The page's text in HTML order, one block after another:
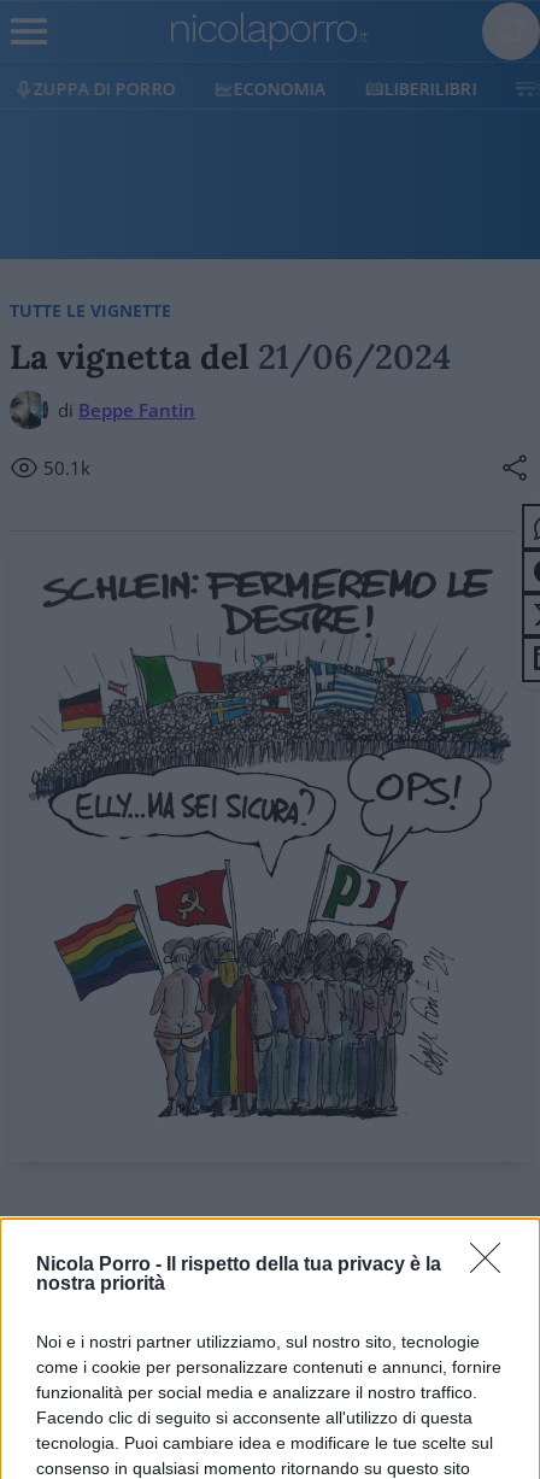
Nicola Porro -
Il rispetto della tua privacy è la
nostra priorità
Noi e i nostri partner utilizziamo, sul nostro sito, tecnologie
come i cookie per personalizzare contenuti e annunci, fornire
funzionalità per social media e analizzare il nostro traffico.
Facendo clic di seguito si acconsente all'utilizzo di questa
tecnologia. Puoi cambiare idea e modificare le tue scelte sul
consenso in qualsiasi momento ritornando su questo sito
DI PORRO ECONOMIA LIBERILIBRI SHOP
TUTTE LE VIGNETTE
La vignetta del 21/06/2024
di Beppe Fantin
50.1k
20/06/2024
VIGNETTA DEL
23/06/2024
Le vignette satiriche di Beppe Fantin
, illustratore
trevigiano, nascono dalla passione dell'autore per
dare voce a situazioni, non solo politiche, attraverso i
disegni utilizzando da sempre la tecnica riconoscibile
dell'acquerello. Orgogliosamente un liberale di